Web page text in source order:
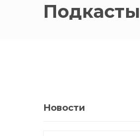
Новости